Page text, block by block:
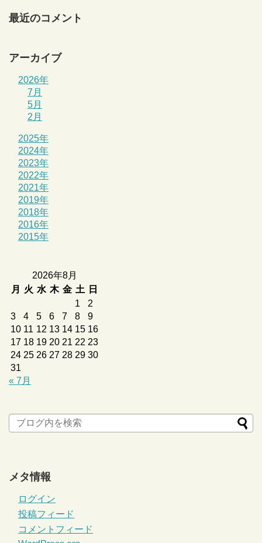
最近のコメント
アーカイブ
2026年
7月
5月
2月
2025年
2024年
2023年
2022年
2021年
2019年
2018年
2016年
2015年
2026年8月
月
火 水 木 金 土
日
1
2
3
4 5 6 7 8
9
10 11 12 13 14 15 16
17 18 19 20 21 22 23
24 25 26 27 28 29 30
31
« 7月
メタ情報
ログイン
投稿フィード
コメントフィード